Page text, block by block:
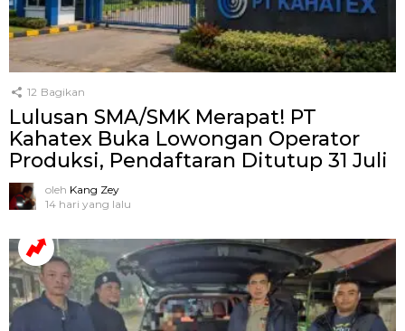
12 Bagikan
Lulusan SMA/SMK Merapat! PT
Kahatex Buka Lowongan Operator
Produksi, Pendaftaran Ditutup 31 Juli
oleh Kang Zey
14 hari yang lalu